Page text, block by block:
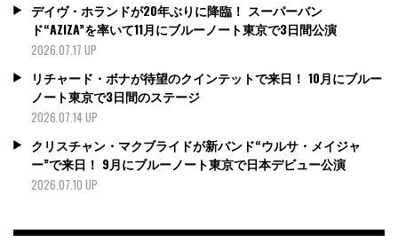
デイヴ・ホランドが20年ぶりに降臨！ スーパーバン
ド“AZIZA”を率いて11月にブルーノート東京で3日間公演
2026.07.17 UP
リチャード・ボナが待望のクインテットで来日！ 10月にブルー
ノート東京で3日間のステージ
2026.07.14 UP
クリスチャン・マクブライドが新バンド“ウルサ・メイジャ
ー”で来日！ 9月にブルーノート東京で日本デビュー公演
2026.07.10 UP